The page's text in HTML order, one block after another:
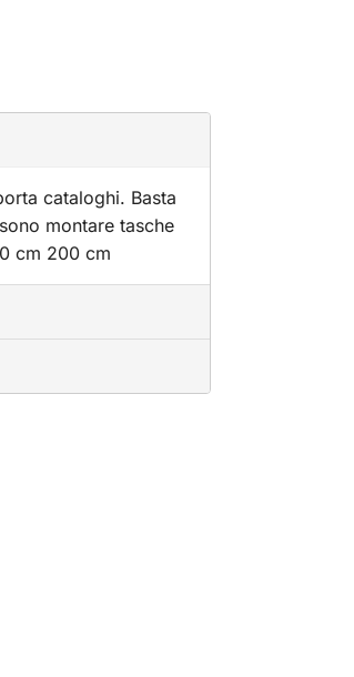
cataloghi. Basta
montare tasche
cm 200 cm